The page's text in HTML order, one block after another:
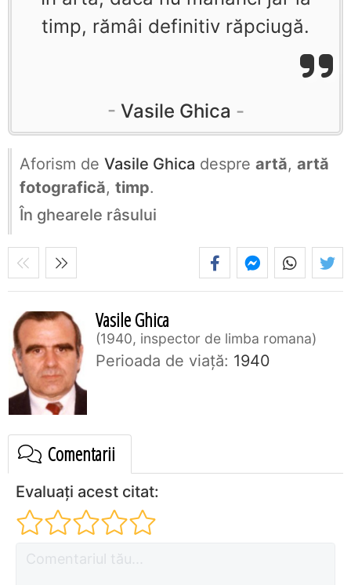
timp, rămâi definitiv răpciugă.
Vasile Ghica
Aforism de Vasile Ghica despre artă, artă
fotografică, timp.
În ghearele râsului
Vasile Ghica
1940, inspector de limba romana
Perioada de viaţă: 1940
Comentarii
Evaluați acest citat: